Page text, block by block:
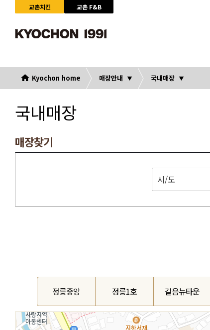
교촌치킨
교촌 F&B
Kyochon home 매장안내 국내매장
국내매장
매장찾기
시/도
정릉중앙 정릉1호 길음뉴타운